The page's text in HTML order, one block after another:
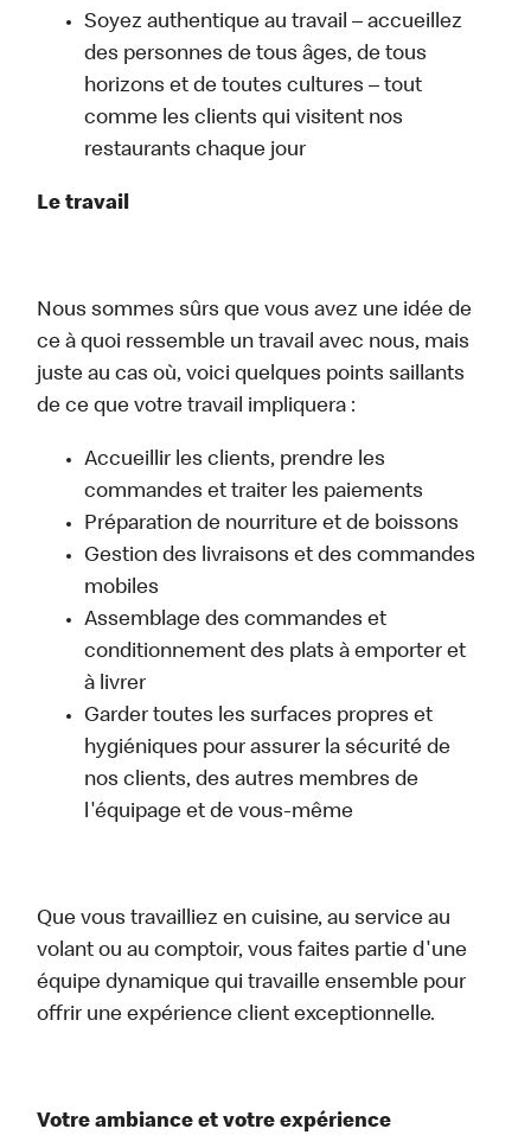
Soyez authentique au travail – accueillez
des personnes de tous âges, de tous
horizons et de toutes cultures – tout
comme les clients qui visitent nos
restaurants chaque jour
Le travail
Nous sommes sûrs que vous avez une idée de
ce à quoi ressemble un travail avec nous, mais
juste au cas où, voici quelques points saillants
de ce que votre travail impliquera :
Accueillir les clients, prendre les
commandes et traiter les paiements
Préparation de nourriture et de boissons
Gestion des livraisons et des commandes
mobiles
Assemblage des commandes et
conditionnement des plats à emporter et
à livrer
Garder toutes les surfaces propres et
hygiéniques pour assurer la sécurité de
nos clients, des autres membres de
l'équipage et de vous-même
Que vous travailliez en cuisine, au service au
volant ou au comptoir, vous faites partie d'une
équipe dynamique qui travaille ensemble pour
offrir une expérience client exceptionnelle.
Votre ambiance et votre expérience